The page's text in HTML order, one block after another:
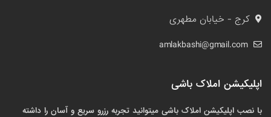
کرج - خیابان مطهری
amlakbashi@gmail.com
اپلیکیشن املاک باشی
با نصب اپلیکیشن املاک باشی میتوانید تجربه رزرو سریع و آسان را داشته